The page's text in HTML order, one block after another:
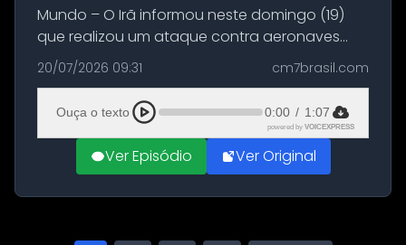
Mundo – O Irã informou neste domingo (19)
que realizou um ataque contra aeronaves
militares dos Estados Unidos estacionadas no
Aeroporto de Aqaba, na Jordânia, durante a
21ª fase da Operação Nasr 2. A...
20/07/2026 09:31 cm7brasil.com
Ouça o texto 0:00 / 1:07
powered by VOICEXPRESS
Ver Episódio Ver Original